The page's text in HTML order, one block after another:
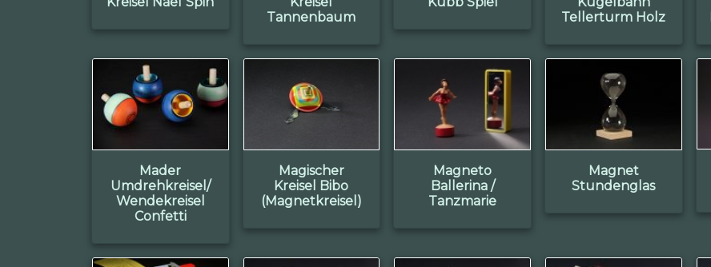
Tannenbaum
Tellerturm Holz
Mader
Umdrehkreisel/
Wendekreisel
Confetti
Magischer
Kreisel Bibo
(Magnetkreisel)
Magneto
Ballerina /
Tanzmarie
Magnet
Stundenglas